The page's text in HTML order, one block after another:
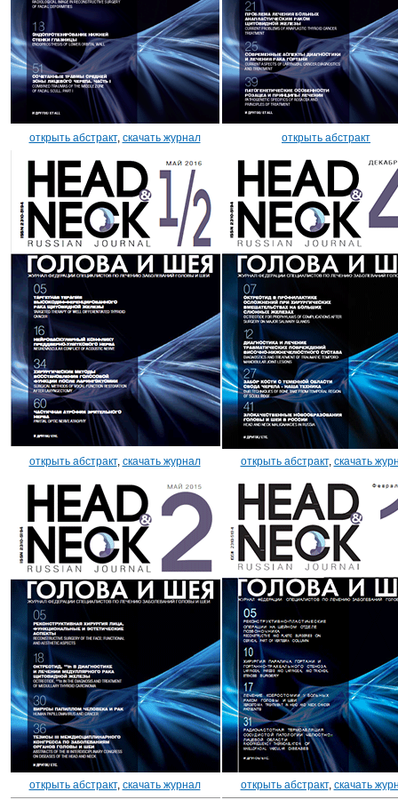
открыть абстракт, скачать журнал открыть абстракт
открыть абстракт, скачать журнал открыть абстракт, скачать
открыть абстракт, скачать журнал открыть абстракт, скачать